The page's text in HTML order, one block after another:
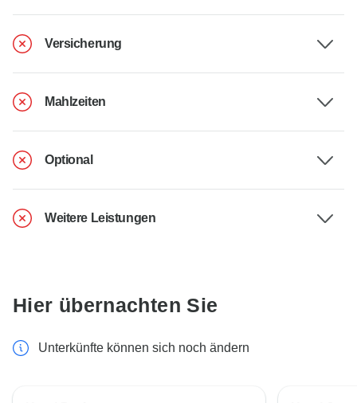
Versicherung
Mahlzeiten
Optional
Weitere Leistungen
Hier übernachten Sie
Unterkünfte können sich noch ändern